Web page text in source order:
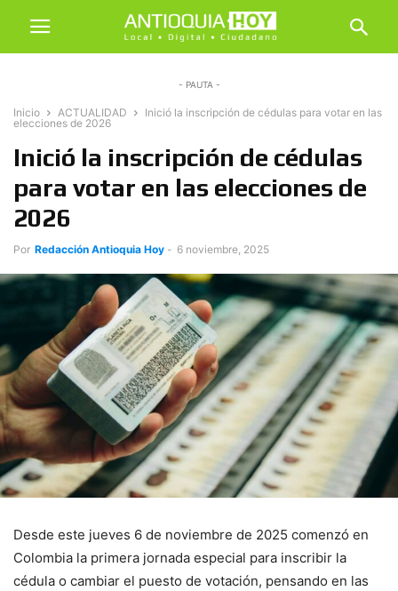
- PAUTA -
Inicio ACTUALIDAD
Inició la inscripción de cédulas para votar en las
elecciones de 2026
Inició la inscripción de cédulas
para votar en las elecciones de
2026
Por Redacción Antioquia Hoy - 6 noviembre, 2025
Desde este jueves 6 de noviembre de 2025 comenzó en
Colombia la primera jornada especial para inscribir la
cédula o cambiar el puesto de votación, pensando en las